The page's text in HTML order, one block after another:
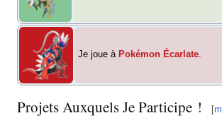
Je joue à Pokémon Écarlate.
Projets Auxquels Je Participe ! [